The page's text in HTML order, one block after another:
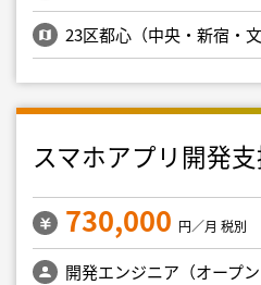
23区都心（中央・新宿・
スマホアプリ開発
730,000 円／月 税別
開発エンジニア（オープン